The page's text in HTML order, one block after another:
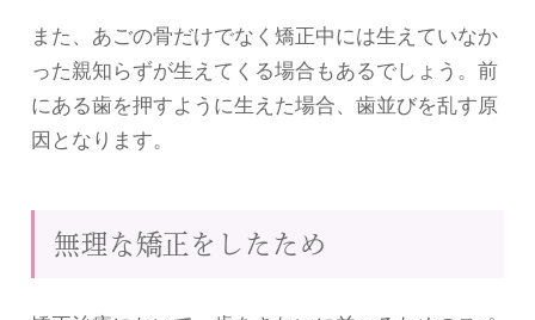
また、あごの骨だけでなく矯正中には生えていなか
った親知らずが生えてくる場合もあるでしょう。前
にある歯を押すように生えた場合、歯並びを乱す原
因となります。
無理な矯正をしたため